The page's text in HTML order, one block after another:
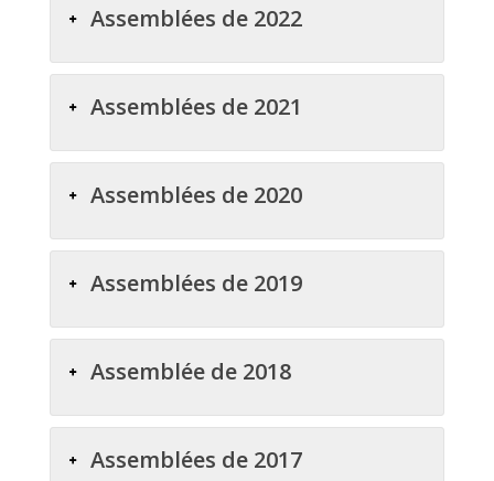
Assemblées de 2022
Assemblées de 2021
Assemblées de 2020
Assemblées de 2019
Assemblée de 2018
Assemblées de 2017